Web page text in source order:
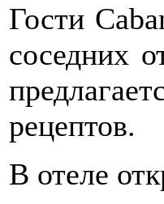
Гости
соседних
рецептов.
В отеле